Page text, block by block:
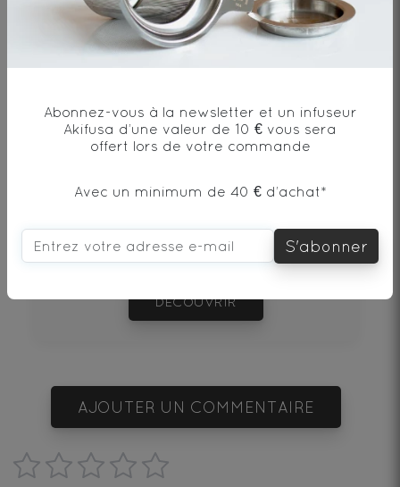
vous aimerez aussi...
OOLONG POUCHONG BIO
Th� Oolong* - Origine Chine
0€
DÉCOUVRIR
AJOUTER UN COMMENTAIRE
Abonnez-vous à la newsletter et un infuseur
Akifusa d’une valeur de 10 € vous sera
offert lors de votre commande
Avec un minimum de 40 € d’achat*
S'abonner